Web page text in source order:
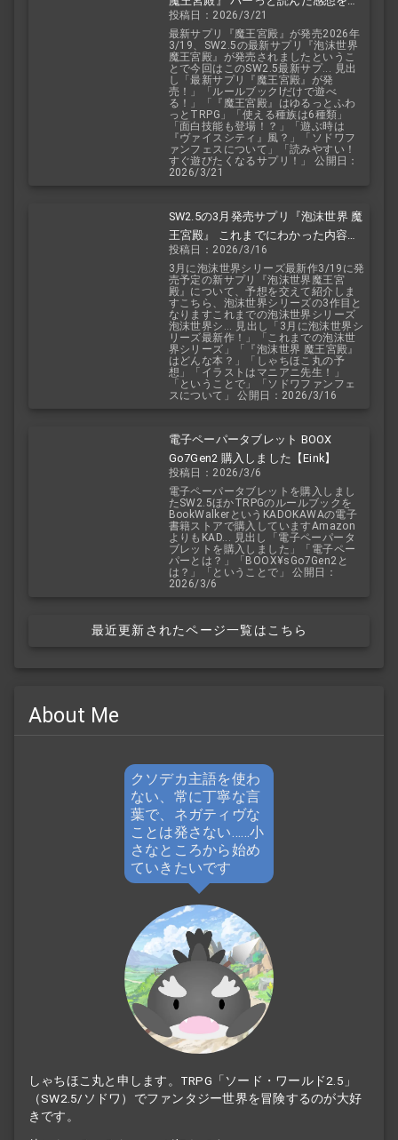
えて紹介します！！
投稿日：2026/3/21
最新サプリ『魔王宮殿』が発売2026年
3/19、SW2.5の最新サプリ『泡沫世界
魔王宮殿』が発売されましたというこ
とで今回はこのSW2.5最新サプ... 見出
し「最新サプリ『魔王宮殿』が発
売！」「ルールブックIだけで遊べ
る！」「『魔王宮殿』はゆるっとふわ
っとTRPG」「使える種族は6種類」
「面白技能も登場！？」「遊ぶ時は
『ヴァイスシティ』風？」「ソドワフ
ァンフェスについて」「読みやすい！
すぐ遊びたくなるサプリ！」 公開日：
2026/3/21
SW2.5の3月発売サプリ『泡沫世界 魔
王宮殿』 これまでにわかった内容を
予想を交えて紹介
投稿日：2026/3/16
3月に泡沫世界シリーズ最新作3/19に発
売予定の新サプリ『泡沫世界魔王宮
殿』について、予想を交えて紹介しま
すこちら、泡沫世界シリーズの3作目と
なりますこれまでの泡沫世界シリーズ
泡沫世界シ... 見出し「3月に泡沫世界シ
リーズ最新作！」「これまでの泡沫世
界シリーズ」「『泡沫世界 魔王宮殿』
はどんな本？」「しゃちほこ丸の予
想」「イラストはマニアニ先生！」
「ということで」「ソドワファンフェ
スについて」 公開日：2026/3/16
電子ペーパータブレット BOOX
Go7Gen2 購入しました【Eink】
投稿日：2026/3/6
電子ペーパータブレットを購入しまし
たSW2.5ほかTRPGのルールブックを
BookWalkerというKADOKAWAの電子
書籍ストアで購入していますAmazon
よりもKAD... 見出し「電子ペーパータ
ブレットを購入しました」「電子ペー
パーとは？」「BOOX¥sGo7Gen2と
は？」「ということで」 公開日：
2026/3/6
最近更新されたページ一覧はこちら
About Me
クソデカ主語を使わ
ない、常に丁寧な言
葉で、ネガティヴな
ことは発さない……小
さなところから始め
ていきたいです
しゃちほこ丸と申します。TRPG「ソード・ワールド2.5」
（SW2.5/ソドワ）でファンタジー世界を冒険するのが大好
きです。